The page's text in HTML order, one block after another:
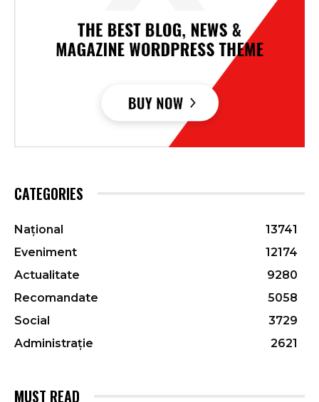
CATEGORIES
Național
13741
Eveniment
12174
Actualitate
9280
Recomandate
5058
Social
3729
Administrație
2621
MUST READ